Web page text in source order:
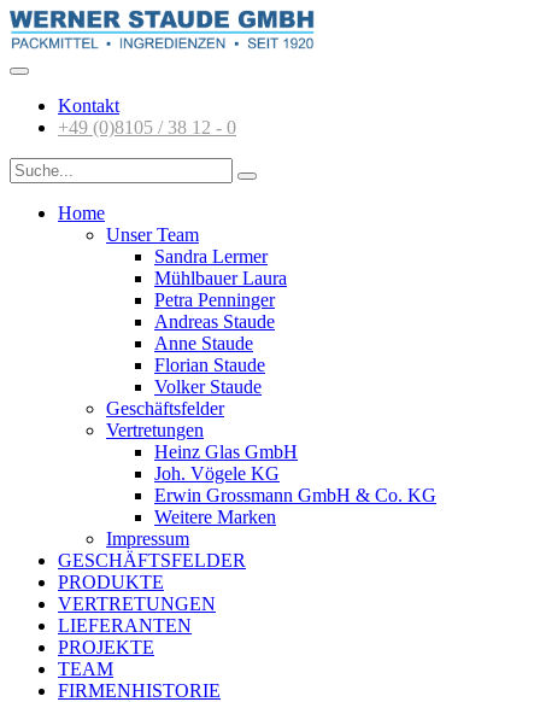
Kontakt
+49 (0)8105 / 38 12 - 0
Home
Unser Team
Sandra Lermer
Mühlbauer Laura
Petra Penninger
Andreas Staude
Anne Staude
Florian Staude
Volker Staude
Geschäftsfelder
Vertretungen
Heinz Glas GmbH
Joh. Vögele KG
Erwin Grossmann GmbH & Co. KG
Weitere Marken
Impressum
GESCHÄFTSFELDER
PRODUKTE
VERTRETUNGEN
LIEFERANTEN
PROJEKTE
TEAM
FIRMENHISTORIE